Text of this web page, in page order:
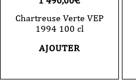
Chartreuse Verte VEP
1994 100 cl
AJOUTER